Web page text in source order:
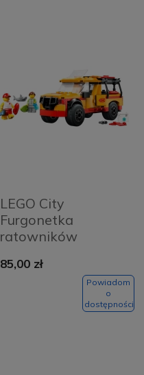
LEGO City
Furgonetka
ratowników
85,00 zł
Powiadom
o
dostępności